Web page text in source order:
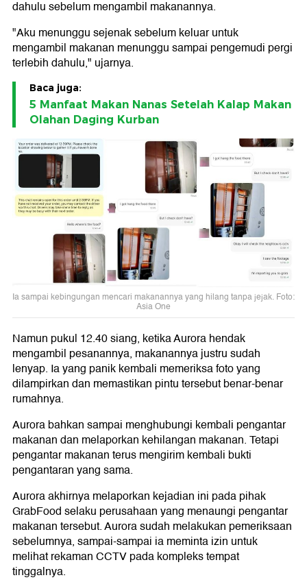
dahulu sebelum mengambil makanannya.
"Aku menunggu sejenak sebelum keluar untuk
mengambil makanan menunggu sampai pengemudi pergi
terlebih dahulu," ujarnya.
Baca juga:
5 Manfaat Makan Nanas Setelah Kalap Makan
Olahan Daging Kurban
Ia sampai kebingungan mencari makanannya yang hilang tanpa jejak. Foto:
Asia One
Namun pukul 12.40 siang, ketika Aurora hendak
mengambil pesanannya, makanannya justru sudah
lenyap. Ia yang panik kembali memeriksa foto yang
dilampirkan dan memastikan pintu tersebut benar-benar
rumahnya.
Aurora bahkan sampai menghubungi kembali pengantar
makanan dan melaporkan kehilangan makanan. Tetapi
pengantar makanan terus mengirim kembali bukti
pengantaran yang sama.
Aurora akhirnya melaporkan kejadian ini pada pihak
GrabFood selaku perusahaan yang menaungi pengantar
makanan tersebut. Aurora sudah melakukan pemeriksaan
sebelumnya, sampai-sampai ia meminta izin untuk
melihat rekaman CCTV pada kompleks tempat
tinggalnya.